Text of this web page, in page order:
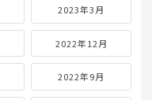
2023年3月
2022年12月
2022年9月